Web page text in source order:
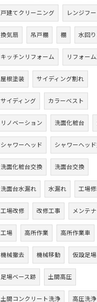
戸建てクリーニング レンジフー
換気扇 吊戸棚 棚 水回り
キッチンリフォーム リフォー
屋根塗装 サイディング割れ
サイディング カラーベスト
リノベーション 洗面化粧台
シャワーヘッド シャワーヘッ
洗面化粧台交換 洗面台交換
洗面台水漏れ 水漏れ 工場
工場改修 改修工事 メンテ
工場 高所作業 高所作業車
機械撤去 機械移動 仮設足場
足場ベース跡 土間高圧
土間コンクリート洗浄 高圧洗浄